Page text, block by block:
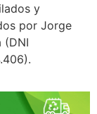
y
por Jorge
(DNI